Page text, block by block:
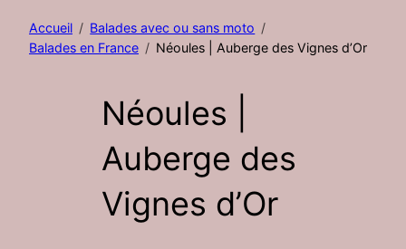
Accueil
Balades avec ou sans moto
Balades en France
Néoules | Auberge des Vignes d’Or
Néoules |
Auberge des
Vignes d’Or